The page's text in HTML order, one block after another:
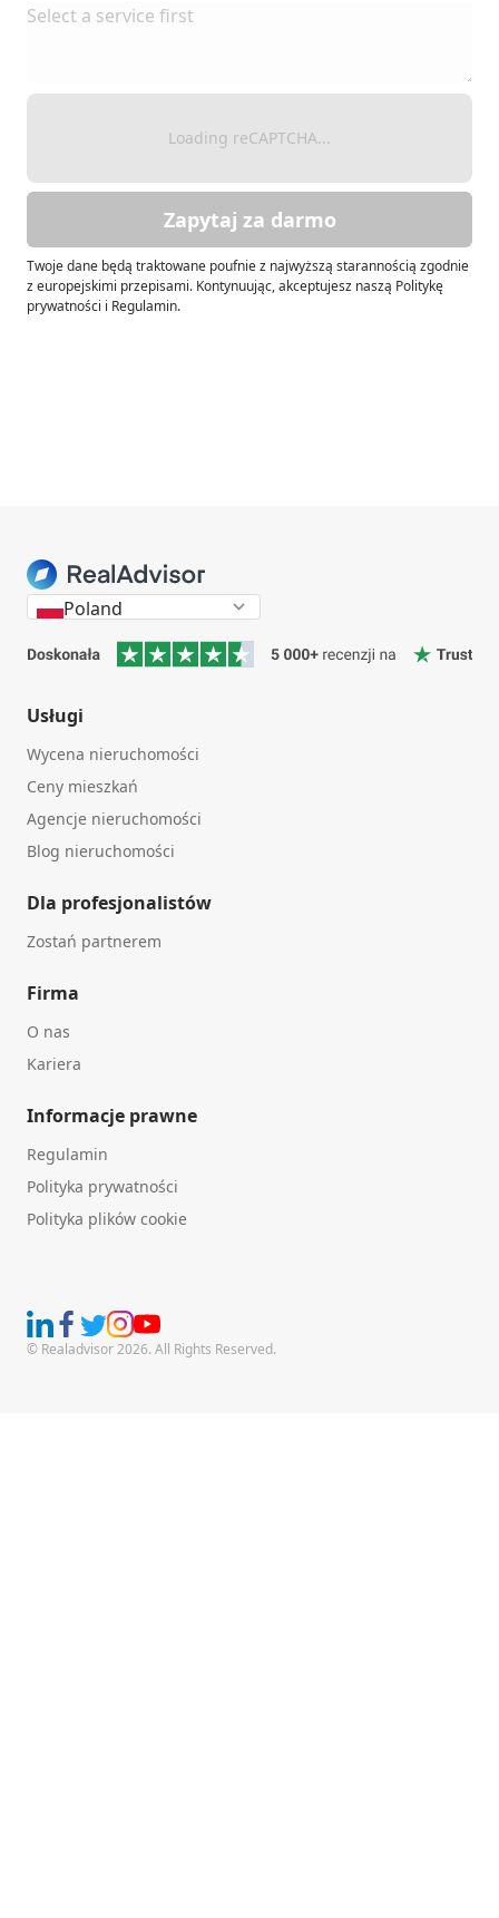
Loading reCAPTCHA...
Zapytaj za darmo
Twoje dane będą traktowane poufnie z najwyższą starannością zgodnie
z europejskimi przepisami. Kontynuując, akceptujesz naszą Politykę
prywatności i Regulamin.
Poland
Usługi
Wycena nieruchomości
Ceny mieszkań
Agencje nieruchomości
Blog nieruchomości
Dla profesjonalistów
Zostań partnerem
Firma
O nas
Kariera
Informacje prawne
Regulamin
Polityka prywatności
Polityka plików cookie
© Realadvisor 2026. All Rights Reserved.